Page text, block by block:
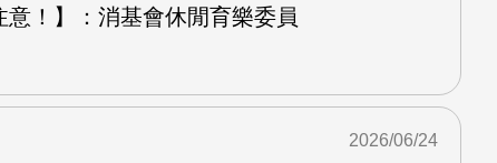
意！】：消基會休閒育樂委員
2026/06/24